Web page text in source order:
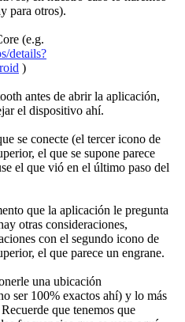
para otros).
(e.g.
details?
)
antes de abrir la aplicación,
el dispositivo ahí.
se conecte (el tercer icono de
el que se supone parece
el que vió en el último paso del
que la aplicación le pregunta
otras consideraciones,
con el segundo icono de
el que parece un engrane.
una ubicación
ser 100% exactos ahí) y lo más
que tenemos que